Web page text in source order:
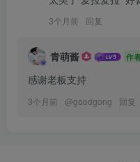
3个月前 回复
青萌酱 作
感谢老板支持
3个月前 @goodgong 回复